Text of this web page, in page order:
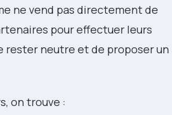
ne vend pas directement de
pour effectuer leurs
rester neutre et de proposer un
on trouve :